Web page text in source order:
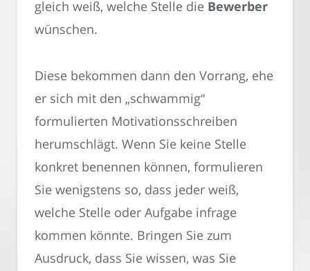
gleich weiß, welche Stelle die Bewerber
wünschen.
Diese bekommen dann den Vorrang, ehe
er sich mit den „schwammig“
formulierten Motivationsschreiben
herumschlägt. Wenn Sie keine Stelle
konkret benennen können, formulieren
Sie wenigstens so, dass jeder weiß,
welche Stelle oder Aufgabe infrage
kommen könnte. Bringen Sie zum
Ausdruck, dass Sie wissen, was Sie